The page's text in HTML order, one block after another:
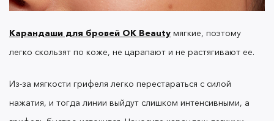
- В отличие от описанной в предыдущем пункте
ошибки, иногда мы недостаточно сильно
свяжется с кожей, и покрытие будет светлее, чем
могло быть.
Карандаши для бровей OK Beauty мягкие, поэтому
легко скользят по коже, не царапают и не растягивают ее.
Из-за мягкости грифеля легко перестараться с силой
нажатия, и тогда линии выйдут слишком интенсивными, а